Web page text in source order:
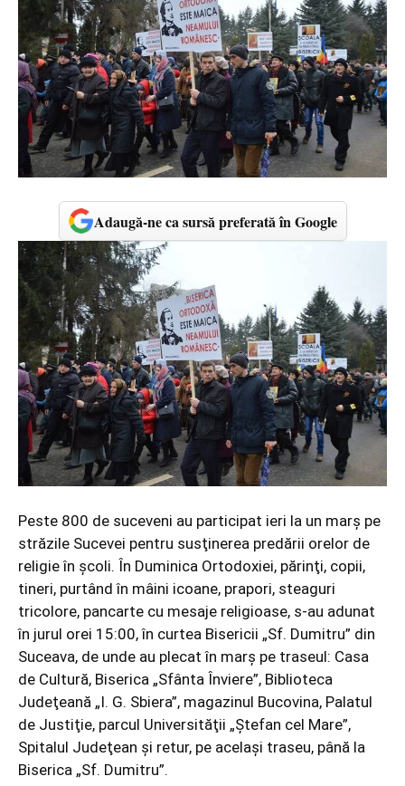
Adaugă-ne ca sursă preferată în Google
Peste 800 de suceveni au participat ieri la un marş pe
străzile Sucevei pentru susţinerea predării orelor de
religie în şcoli. În Duminica Ortodoxiei, părinţi, copii,
tineri, purtând în mâini icoane, prapori, steaguri
tricolore, pancarte cu mesaje religioase, s-au adunat
în jurul orei 15:00, în curtea Bisericii „Sf. Dumitru” din
Suceava, de unde au plecat în marş pe traseul: Casa
de Cultură, Biserica „Sfânta Înviere”, Biblioteca
Judeţeană „I. G. Sbiera”, magazinul Bucovina, Palatul
de Justiţie, parcul Universităţii „Ştefan cel Mare”,
Spitalul Judeţean şi retur, pe acelaşi traseu, până la
Biserica „Sf. Dumitru”.